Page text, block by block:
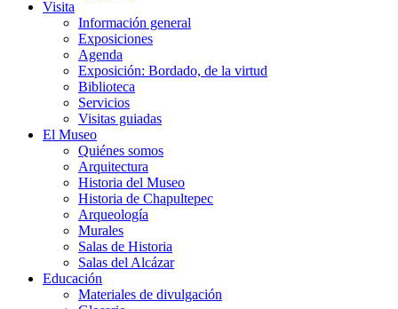
Visita
Información general
Exposiciones
Agenda
Exposición: Bordado, de la virtud
Biblioteca
Servicios
Visitas guiadas
El Museo
Quiénes somos
Arquitectura
Historia del Museo
Historia de Chapultepec
Arqueología
Murales
Salas de Historia
Salas del Alcázar
Educación
Materiales de divulgación